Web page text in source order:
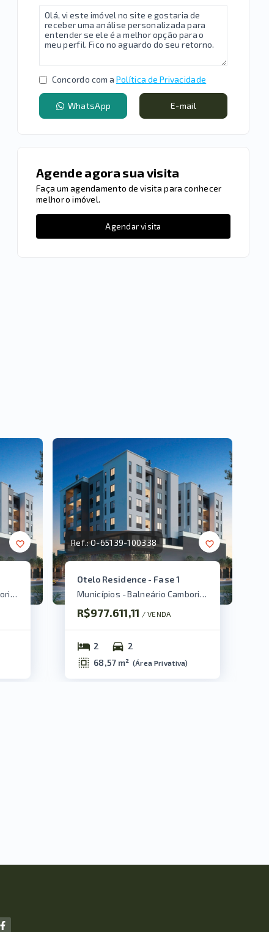
Concordo com a Política de Privacidade
WhatsApp E-mail
Agende agora sua visita
Faça um agendamento de visita para conhecer
melhor o imóvel.
Agendar visita
Municípios - Balneário Camboriú/SC
Ref.:O-65139-100338
Otelo Residence - Fase 1
Municípios - Balneário Camboriú/SC
R$977.611,11 / VENDA
2
2
68,57 m² (Área Privativa)